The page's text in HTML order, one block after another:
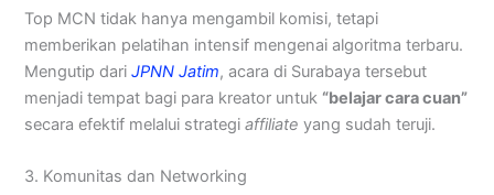
Top MCN tidak hanya mengambil komisi, tetapi
memberikan pelatihan intensif mengenai algoritma terbaru.
Mengutip dari JPNN Jatim, acara di Surabaya tersebut
menjadi tempat bagi para kreator untuk “belajar cara cuan”
secara efektif melalui strategiaffiliate yang sudah teruji.
3. Komunitas dan Networking